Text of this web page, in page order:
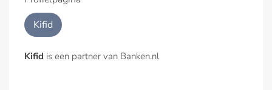
Kifid
Kifid is een partner van Banken.nl